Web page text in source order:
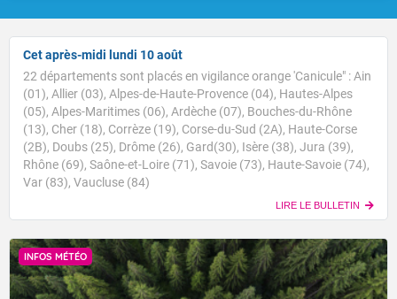
Cet après-midi lundi 10 août
22 départements sont placés en vigilance orange 'Canicule" : Ain
(01), Allier (03), Alpes-de-Haute-Provence (04), Hautes-Alpes
(05), Alpes-Maritimes (06), Ardèche (07), Bouches-du-Rhône
(13), Cher (18), Corrèze (19), Corse-du-Sud (2A), Haute-Corse
(2B), Doubs (25), Drôme (26), Gard(30), Isère (38), Jura (39),
Rhône (69), Saône-et-Loire (71), Savoie (73), Haute-Savoie (74),
Var (83), Vaucluse (84)
LIRE LE BULLETIN
INFOS MÉTÉO